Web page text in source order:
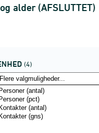
alder (AFSLUTTET)
(4)